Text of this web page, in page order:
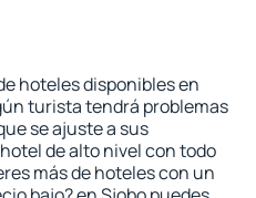
hoteles disponibles en
turista tendrá problemas
se ajuste a sus
de alto nivel con todo
más de hoteles con un